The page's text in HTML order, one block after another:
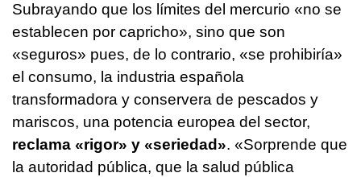
Subrayando que los límites del mercurio «no se
establecen por capricho», sino que son
«seguros» pues, de lo contrario, «se prohibiría»
el consumo, la industria española
transformadora y conservera de pescados y
mariscos, una potencia europea del sector,
reclama «rigor» y «seriedad». «Sorprende que
la autoridad pública, que la salud pública